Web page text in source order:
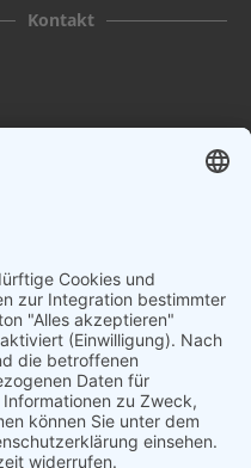
Kontakt
Architektengesellschaft